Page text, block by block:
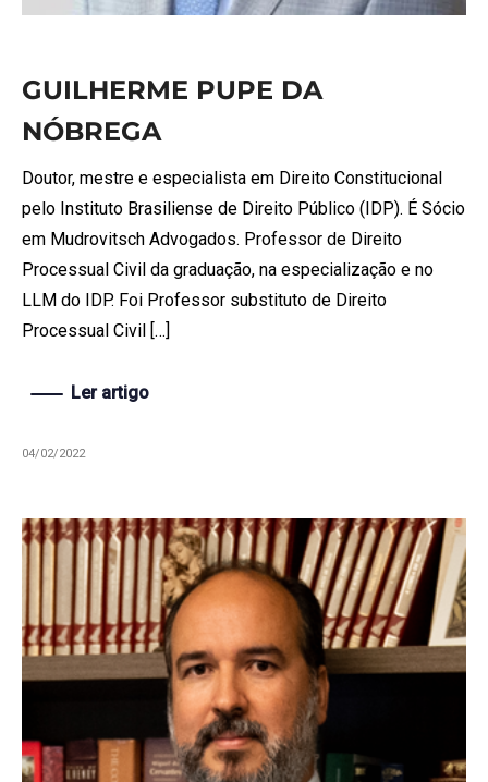
GUILHERME PUPE DA
NÓBREGA
Doutor, mestre e especialista em Direito Constitucional
pelo Instituto Brasiliense de Direito Público (IDP). É Sócio
em Mudrovitsch Advogados. Professor de Direito
Processual Civil da graduação, na especialização e no
LLM do IDP. Foi Professor substituto de Direito
Processual Civil […]
Ler artigo
04/02/2022